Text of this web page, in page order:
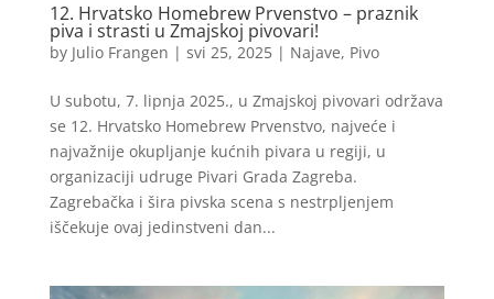
12. Hrvatsko Homebrew Prvenstvo – praznik
piva i strasti u Zmajskoj pivovari!
by Julio Frangen | svi 25, 2025| Najave, Pivo
U subotu, 7. lipnja 2025., u Zmajskoj pivovari održava
se 12. Hrvatsko Homebrew Prvenstvo, najveće i
najvažnije okupljanje kućnih pivara u regiji, u
organizaciji udruge Pivari Grada Zagreba.
Zagrebačka i šira pivska scena s nestrpljenjem
iščekuje ovaj jedinstveni dan...